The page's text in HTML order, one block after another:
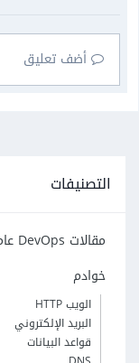
أضف تعليق
التصنيفات
مقالات DevOps عامة
خوادم
الويب HTTP
البريد الإلكتروني
قواعد البيانات